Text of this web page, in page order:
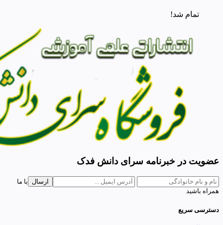
تمام شد!
عضویت در خبرنامه سرای دانش فدک
ارسال
با ما
همراه باشید
دسترسی سریع